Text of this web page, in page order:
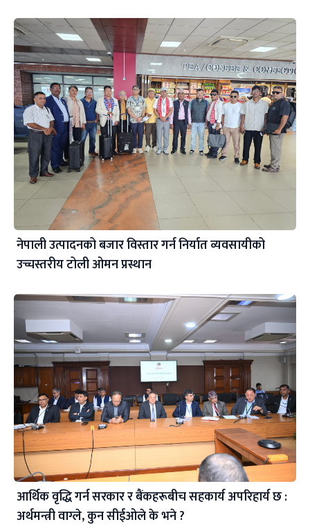
नेपाली उत्पादनको बजार विस्तार गर्न निर्यात व्यवसायीको
उच्चस्तरीय टोली ओमन प्रस्थान
आर्थिक वृद्धि गर्न सरकार र बैंकहरूबीच सहकार्य अपरिहार्य छ :
अर्थमन्त्री वाग्ले, कुन सीईओले के भने ?